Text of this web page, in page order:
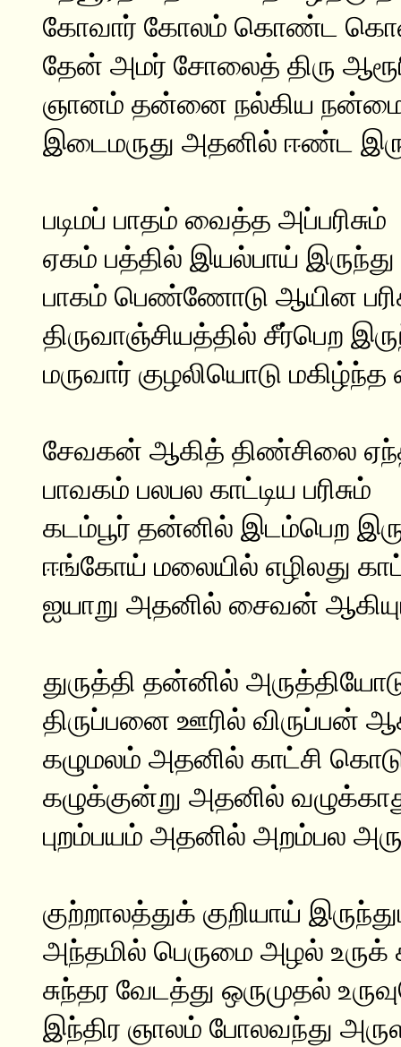
கோவார் கோலம் கொண்ட
தேன் அமர் சோலைத் திரு
ஞானம் தன்னை நல்கிய
இடைமருது அதனில் ஈண்ட
படிமப் பாதம் வைத்த அப்பரிசும்
ஏகம் பத்தில் இயல்பாய் இருந்து
பாகம் பெண்ணோடு ஆயின
திருவாஞ்சியத்தில் சீர்பெற
மருவார் குழலியொடு
சேவகன் ஆகித் திண்சிலை
பாவகம் பலபல காட்டிய பரிசும்
கடம்பூர் தன்னில் இடம்பெற
ஈங்கோய் மலையில் எழிலது
ஐயாறு அதனில் சைவன்
துருத்தி தன்னில்
திருப்பனை ஊரில் விருப்பன்
கழுமலம் அதனில் காட்சி
கழுக்குன்று அதனில்
புறம்பயம் அதனில் அறம்பல
குற்றாலத்துக் குறியாய்
அந்தமில் பெருமை அழல் உருக்
சுந்தர வேடத்து ஒருமுதல்
இந்திர ஞாலம் போலவந்து